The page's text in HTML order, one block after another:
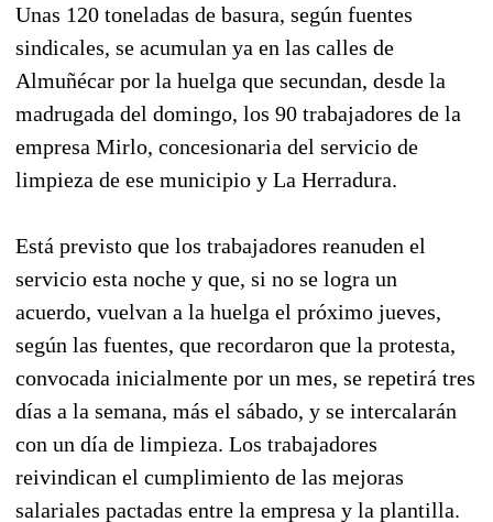
Unas 120 toneladas de basura, según fuentes
sindicales, se acumulan ya en las calles de
Almuñécar por la huelga que secundan, desde la
madrugada del domingo, los 90 trabajadores de la
empresa Mirlo, concesionaria del servicio de
limpieza de ese municipio y La Herradura.
Está previsto que los trabajadores reanuden el
servicio esta noche y que, si no se logra un
acuerdo, vuelvan a la huelga el próximo jueves,
según las fuentes, que recordaron que la protesta,
convocada inicialmente por un mes, se repetirá tres
días a la semana, más el sábado, y se intercalarán
con un día de limpieza. Los trabajadores
reivindican el cumplimiento de las mejoras
salariales pactadas entre la empresa y la plantilla.